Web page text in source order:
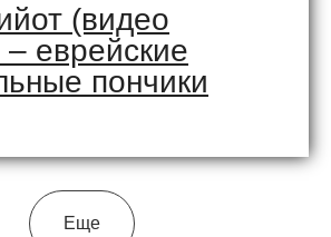
(видео
– еврейские
пончики
Еще